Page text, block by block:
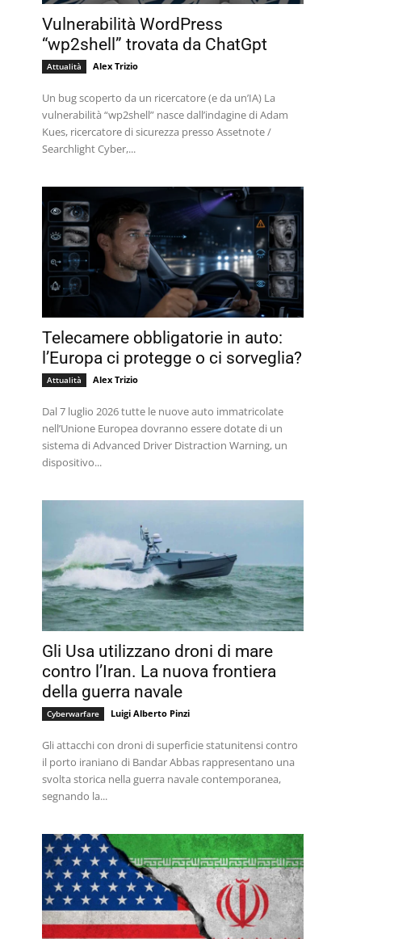
Vulnerabilità WordPress
“wp2shell” trovata da ChatGpt
Attualità Alex Trizio
Un bug scoperto da un ricercatore (e da un’IA) La
vulnerabilità “wp2shell” nasce dall’indagine di Adam
Kues, ricercatore di sicurezza presso Assetnote /
Searchlight Cyber,...
Telecamere obbligatorie in auto:
l’Europa ci protegge o ci sorveglia?
Attualità Alex Trizio
Dal 7 luglio 2026 tutte le nuove auto immatricolate
nell’Unione Europea dovranno essere dotate di un
sistema di Advanced Driver Distraction Warning, un
dispositivo...
Gli Usa utilizzano droni di mare
contro l’Iran. La nuova frontiera
della guerra navale
Cyberwarfare Luigi Alberto Pinzi
Gli attacchi con droni di superficie statunitensi contro
il porto iraniano di Bandar Abbas rappresentano una
svolta storica nella guerra navale contemporanea,
segnando la...